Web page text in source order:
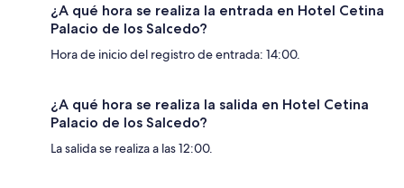
¿A qué hora se realiza la entrada en Hotel Cetina
Palacio de los Salcedo?
Hora de inicio del registro de entrada: 14:00.
¿A qué hora se realiza la salida en Hotel Cetina
Palacio de los Salcedo?
La salida se realiza a las 12:00.